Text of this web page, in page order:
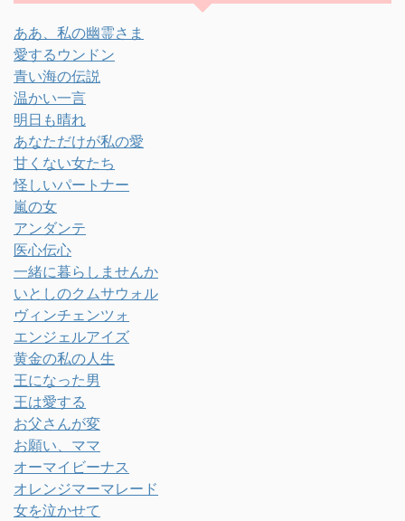
ああ、私の幽霊さま
愛するウンドン
青い海の伝説
温かい一言
明日も晴れ
あなただけが私の愛
甘くない女たち
怪しいパートナー
嵐の女
アンダンテ
医心伝心
一緒に暮らしませんか
いとしのクムサウォル
ヴィンチェンツォ
エンジェルアイズ
黄金の私の人生
王になった男
王は愛する
お父さんが変
お願い、ママ
オーマイビーナス
オレンジマーマレード
女を泣かせて